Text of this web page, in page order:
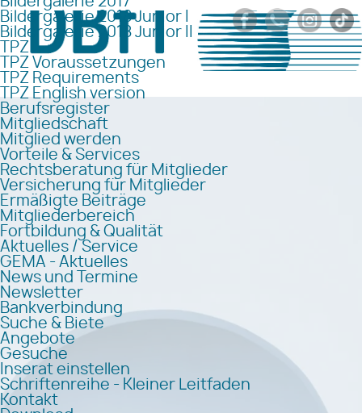
Bildergalerie 2018 Junior I
Bildergalerie 2018 Junior II
TPZ
TPZ Voraussetzungen
TPZ Requirements
TPZ English version
Berufsregister
Mitgliedschaft
Mitglied werden
Vorteile & Services
Rechtsberatung für Mitglieder
Versicherung für Mitglieder
Ermäßigte Beiträge
Mitgliederbereich
Fortbildung & Qualität
Aktuelles / Service
GEMA - Aktuelles
News und Termine
Newsletter
Bankverbindung
Suche & Biete
Angebote
Gesuche
Inserat einstellen
Schriftenreihe - Kleiner Leitfaden
Kontakt